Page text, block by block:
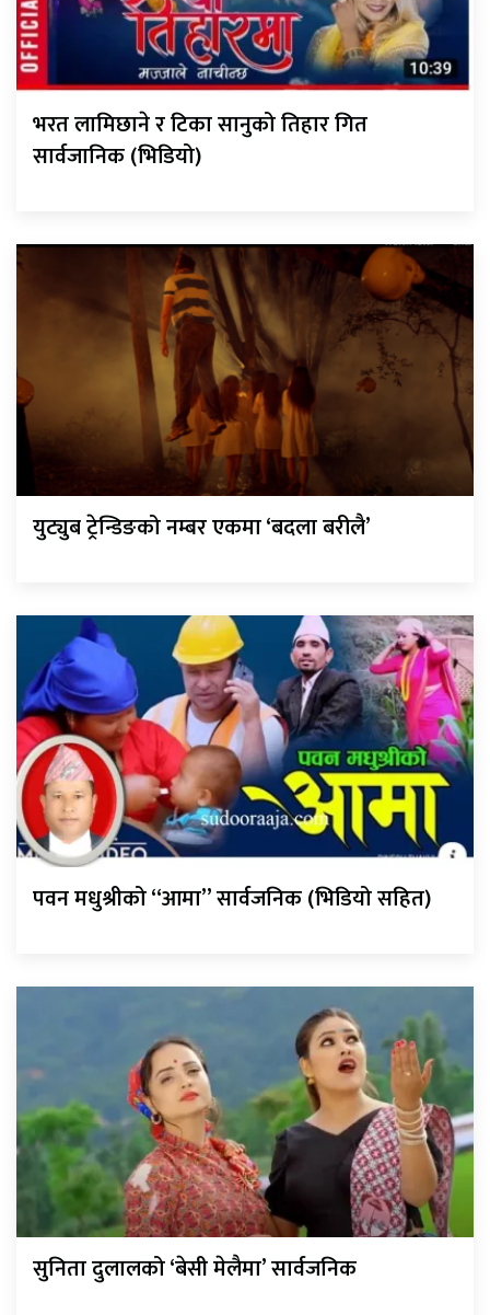
भरत लामिछाने र टिका सानुको तिहार गित
सार्वजानिक (भिडियो)
युट्युब ट्रेन्डिङको नम्बर एकमा ‘बदला बरीलै’
पवन मधुश्रीको “आमा” सार्वजनिक (भिडियो सहित)
सुनिता दुलालको ‘बेसी मेलैमा’ सार्वजनिक